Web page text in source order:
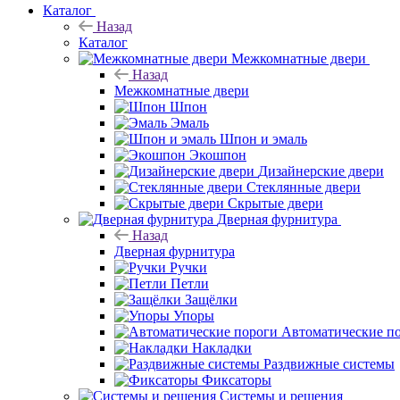
Каталог
Назад
Каталог
Межкомнатные двери
Назад
Межкомнатные двери
Шпон
Эмаль
Шпон и эмаль
Экошпон
Дизайнерские двери
Стеклянные двери
Скрытые двери
Дверная фурнитура
Назад
Дверная фурнитура
Ручки
Петли
Защёлки
Упоры
Автоматические
Накладки
Раздвижные системы
Фиксаторы
Системы и решения